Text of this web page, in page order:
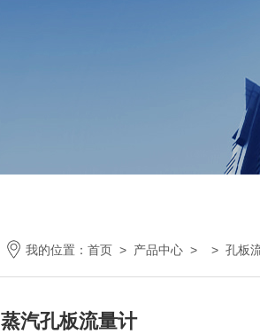
我的位置： 首页 > 产品中心 > > 孔板
蒸汽孔板流量计